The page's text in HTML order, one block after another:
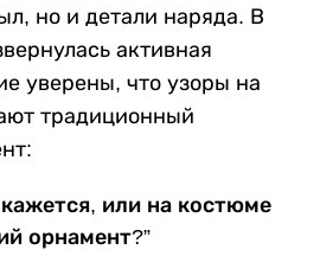
но и детали наряда. В
активная
уверены, что узоры на
традиционный
или на костюме
орнамент?”